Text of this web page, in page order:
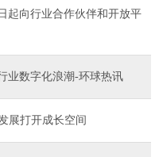
起向行业合作伙伴和开放平
业数字化浪潮-环球热讯
展打开成长空间